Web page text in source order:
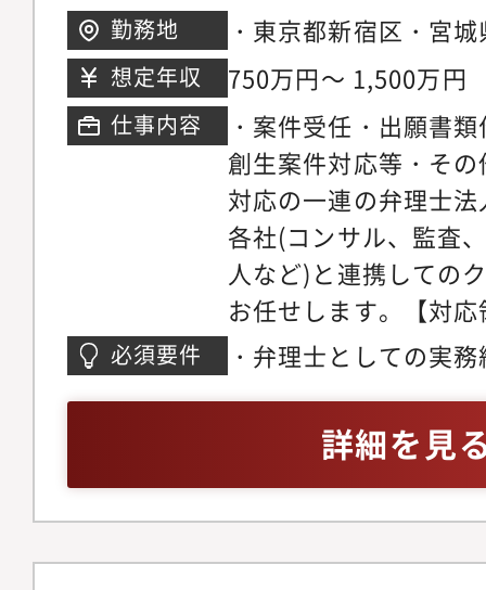
DomesticのPatents
ンクインしました
https://
s/default/files/e-
2022/viewer/
5F#page/14【配属組
理士3名が所属してい
http://www.abe-
スタッフの声】・弁
の全体に関与できる
識でき、モチベーシ
す。・技術的な観点
貢献することができ
す。・特許事務所で
勤務地
・東京都新宿区・宮
市ほか、ご自身の希
能。※東京に出社が
いただきます。
想定年収 750万円～ 1,500万円
仕事内容
・案件受任・出願書
創生案件対応等・そ
対応の一連の弁理士
各社(コンサル、監査
人など)と連携しての
お任せします。【対
特に絞っておらず、
品、バイオなど幅広
織】現在弁理士は13
所全体のスタッフは
す。
必須要件
・弁理士としての実
る方・共に未知の領
うマインドがある方
詳細を見